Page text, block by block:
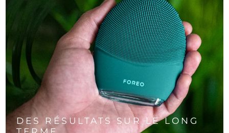
DES RÉSULTATS SUR LE LONG